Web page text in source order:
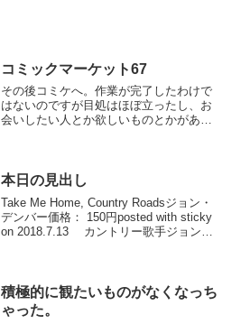
コミックマーケット67
その後コミケへ。作業が完了したわけで
はないのですが目処はほぼ立ったし、お
会いしたい人とか欲しいものとかがあっ
流れているらしい。でも...
本日の見出し
Take Me Home, Country Roadsジョン・
デンバー価格： 150円posted with sticky
on 2018.7.13 カントリー歌手ジョン・
積極的に観たいものがなくなっち
ゃった。